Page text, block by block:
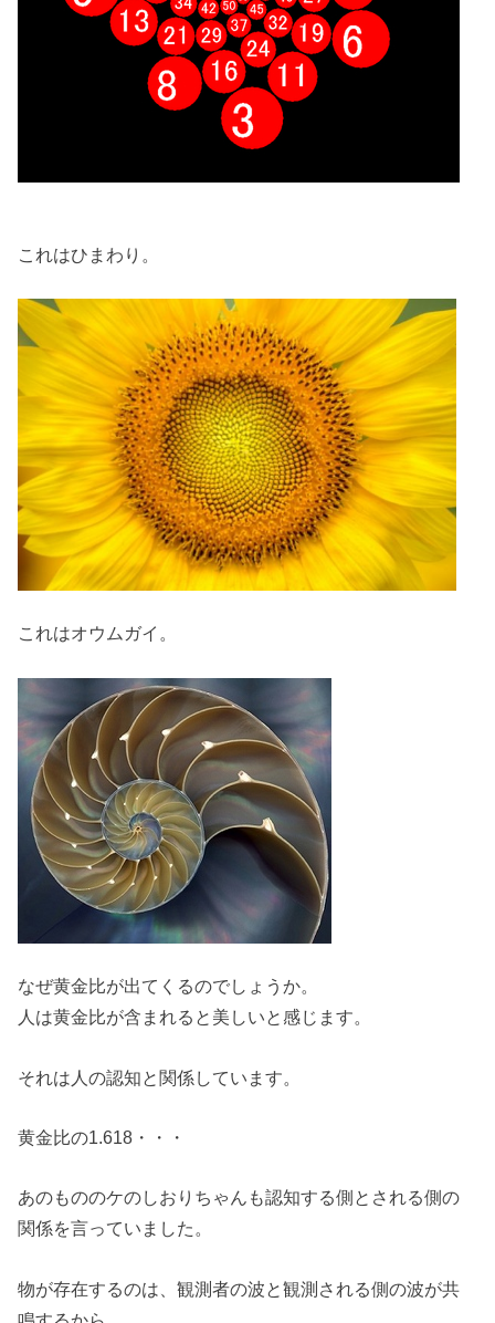
これはひまわり。
これはオウムガイ。
なぜ黄金比が出てくるのでしょうか。
人は黄金比が含まれると美しいと感じます。
それは人の認知と関係しています。
黄金比の1.618・・・
あのもののケのしおりちゃんも認知する側とされる側の
関係を言っていました。
物が存在するのは、観測者の波と観測される側の波が共